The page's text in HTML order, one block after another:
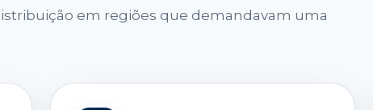
em regiões que demandavam uma